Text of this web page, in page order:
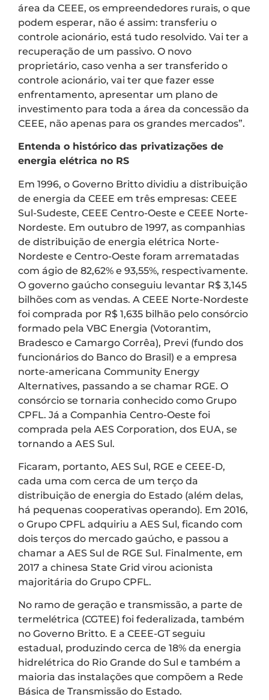
área da CEEE, os empreendedores rurais, o que
podem esperar, não é assim: transferiu o
controle acionário, está tudo resolvido. Vai ter a
recuperação de um passivo. O novo
proprietário, caso venha a ser transferido o
controle acionário, vai ter que fazer esse
enfrentamento, apresentar um plano de
investimento para toda a área da concessão da
CEEE, não apenas para os grandes mercados”.
Entenda o histórico das privatizações de
energia elétrica no RS
Em 1996, o Governo Britto dividiu a distribuição
de energia da CEEE em três empresas: CEEE
Sul-Sudeste, CEEE Centro-Oeste e CEEE Norte-
Nordeste. Em outubro de 1997, as companhias
de distribuição de energia elétrica Norte-
Nordeste e Centro-Oeste foram arrematadas
com ágio de 82,62% e 93,55%, respectivamente.
O governo gaúcho conseguiu levantar R$ 3,145
bilhões com as vendas. A CEEE Norte-Nordeste
foi comprada por R$ 1,635 bilhão pelo consórcio
formado pela VBC Energia (Votorantim,
Bradesco e Camargo Corrêa), Previ (fundo dos
funcionários do Banco do Brasil) e a empresa
norte-americana Community Energy
Alternatives, passando a se chamar RGE. O
consórcio se tornaria conhecido como Grupo
CPFL. Já a Companhia Centro-Oeste foi
comprada pela AES Corporation, dos EUA, se
tornando a AES Sul.
Ficaram, portanto, AES Sul, RGE e CEEE-D,
cada uma com cerca de um terço da
distribuição de energia do Estado (além delas,
há pequenas cooperativas operando). Em 2016,
o Grupo CPFL adquiriu a AES Sul, ficando com
dois terços do mercado gaúcho, e passou a
chamar a AES Sul de RGE Sul. Finalmente, em
2017 a chinesa State Grid virou acionista
majoritária do Grupo CPFL.
No ramo de geração e transmissão, a parte de
termelétrica (CGTEE) foi federalizada, também
no Governo Britto. E a CEEE-GT seguiu
estadual, produzindo cerca de 18% da energia
hidrelétrica do Rio Grande do Sul e também a
maioria das instalações que compõem a Rede
Básica de Transmissão do Estado.